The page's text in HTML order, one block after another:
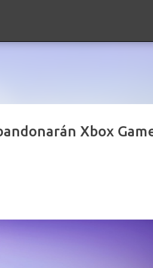
Xbox